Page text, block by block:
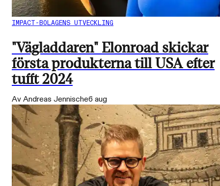
IMPACT-BOLAGENS UTVECKLING
"Vägladdaren" Elonroad skickar
första produkterna till USA efter
tufft 2024
Av Andreas Jennische6 aug